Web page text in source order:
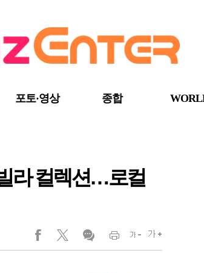
포토·영상 종합
라 컬렉션…로컬